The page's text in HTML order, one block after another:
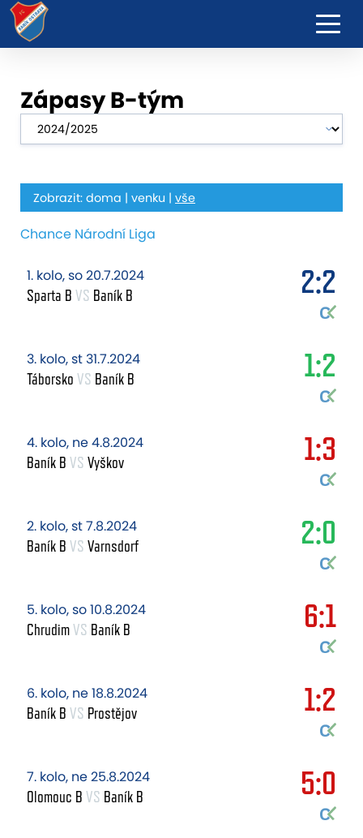
Zápasy B-tým
Zobrazit: doma | venku | vše
Chance Národní Liga
1. kolo, so 20.7.2024
Sparta B VS Baník B 2:2
3. kolo, st 31.7.2024
Táborsko VS Baník B 1:2
4. kolo, ne 4.8.2024
Baník B VS Vyškov 1:3
2. kolo, st 7.8.2024
Baník B VS Varnsdorf 2:0
5. kolo, so 10.8.2024
ChrudimVS Baník B 6:1
6. kolo, ne 18.8.2024
Baník B VS Prostějov 1:2
7. kolo, ne 25.8.2024
Olomouc B VS Baník B 5:0